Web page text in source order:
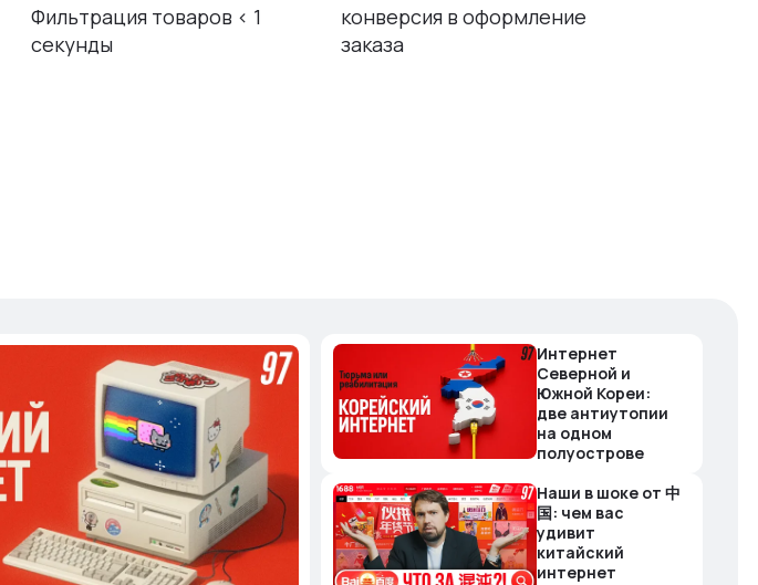
Фильтрация товаров < 1
секунды
конверсия в оформление
заказа
Интернет
Северной и
Южной Кореи:
две антиутопии
на одном
полуострове
Наши в шоке от 中
国: чем вас
удивит
китайский
интернет